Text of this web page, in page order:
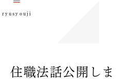
ryusyouji
職法話公開しま